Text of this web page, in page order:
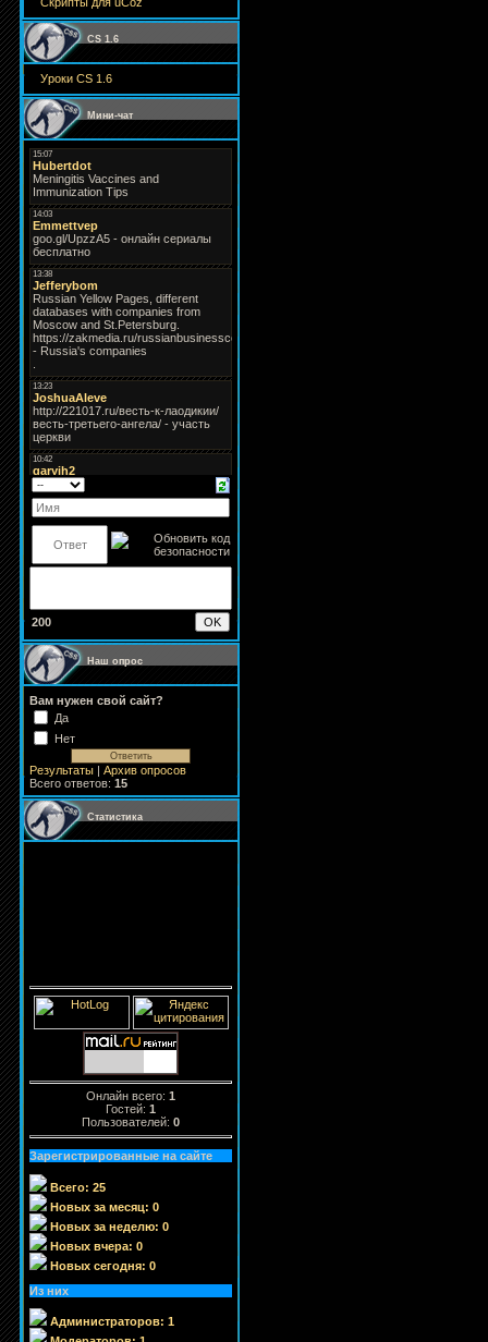
CS 1.6
Уроки CS 1.6
Мини-чат
200
Наш опрос
Вам нужен свой сайт?
Да
Нет
Результаты | Архив опросов
Всего ответов: 15
Статистика
Онлайн всего: 1
Гостей: 1
Пользователей: 0
Зарегистрированные на сайте
Всего: 25
Новых за месяц: 0
Новых за неделю: 0
Новых вчера: 0
Новых сегодня: 0
Из них
Администраторов: 1